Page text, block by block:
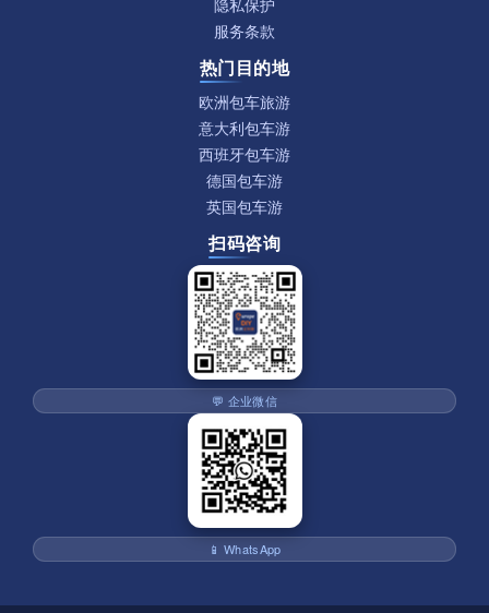
隐私保护
服务条款
热门目的地
欧洲包车旅游
意大利包车游
西班牙包车游
德国包车游
英国包车游
扫码咨询
💬 企业微信
📱 WhatsApp